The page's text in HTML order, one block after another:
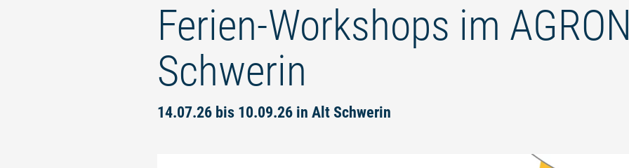
Ferien-Workshops im
Schwerin
14.07.26 bis 10.09.26 in Alt Schwerin